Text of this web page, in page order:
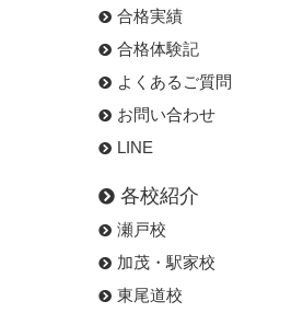
合格実績
合格体験記
よくあるご質問
お問い合わせ
LINE
各校紹介
瀬戸校
加茂・駅家校
東尾道校